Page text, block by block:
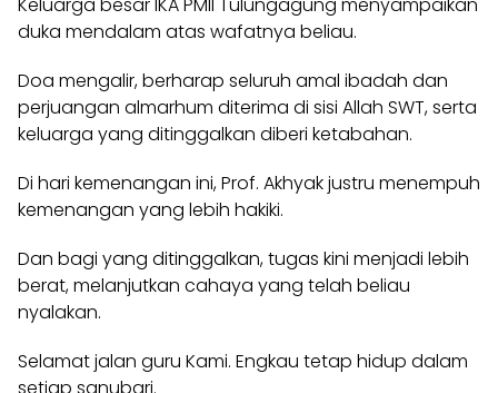
duka mendalam atas wafatnya beliau.
Doa mengalir, berharap seluruh amal ibadah dan
perjuangan almarhum diterima di sisi Allah SWT, serta
keluarga yang ditinggalkan diberi ketabahan.
Di hari kemenangan ini, Prof. Akhyak justru menempuh
kemenangan yang lebih hakiki.
Dan bagi yang ditinggalkan, tugas kini menjadi lebih
berat, melanjutkan cahaya yang telah beliau
nyalakan.
Selamat jalan guru Kami. Engkau tetap hidup dalam
setiap sanubari.